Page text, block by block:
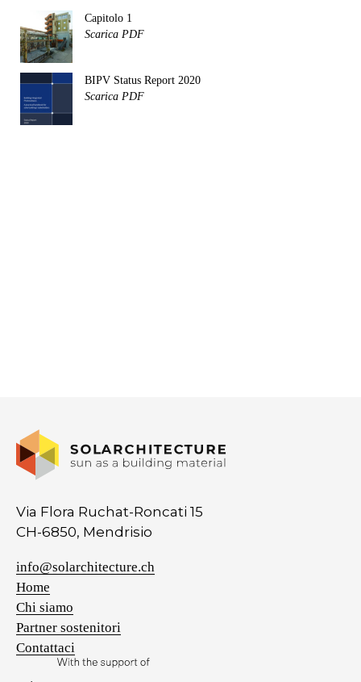
Capitolo 1
Scarica PDF
BIPV Status Report 2020
Scarica PDF
Via Flora Ruchat-Roncati 15
CH-6850, Mendrisio
info@solarchitecture.ch
Home
Chi siamo
Partner sostenitori
Contattaci